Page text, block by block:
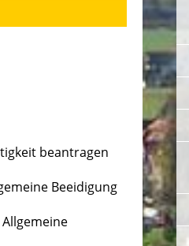
beantragen
Beeidigung